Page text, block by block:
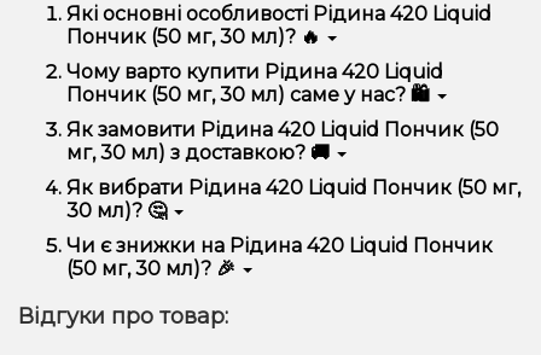
Які основні особливості Рідина 420 Liquid
Пончик (50 мг, 30 мл)? 🔥
Рідина 420 Liquid Пончик (50 мг, 30 мл)
відрізняється високою якістю, зручністю
використання та надійністю.
Чому варто купити Рідина 420 Liquid
Пончик (50 мг, 30 мл) саме у нас? 🛍️
Ми пропонуємо тільки оригінальну продукцію,
широкий асортимент, вигідні ціни та швидку
доставку. Крім того, у нас регулярні акції та знижки
для клієнтів!
Як замовити Рідина 420 Liquid Пончик (50
мг, 30 мл) з доставкою? 🚚
Оформити замовлення можна в кілька кліків:
Додайте Рідина 420 Liquid Пончик (50 мг, 30
мл) до кошика.
Перейдіть до оформлення замовлення.
Підтвердіть замовлення – ми швидко
надішлемо його вам!
Як вибрати Рідина 420 Liquid Пончик (50 мг,
30 мл)? 🤔
Вибір залежить від ваших уподобань – наприклад,
якщо це кальян, враховуйте розмір, матеріал та тип
чаші, якщо вейп – потужність та смак. Наші
варіант.
Чи є знижки на Рідина 420 Liquid Пончик
(50 мг, 30 мл)? 🎉
спеціальні пропозиції. Слідкуйте за оновленнями на
Відгуки про товар: